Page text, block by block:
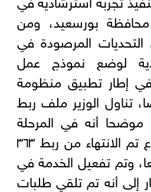
بورسعيد، ومن
المرصودة في
لوضع نموذج عمل
إطار تطبيق منظومة
تناول الوزير ملف ربط
موضحا أنه في المرحلة
الأولى من المشروع تم الانتهاء من ربط ٣٦٣
موقعا، وتم تفعيل الخدمة في
إلى أنه تم تلقي طلبات